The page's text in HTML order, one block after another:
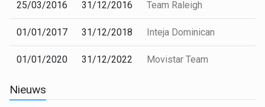
25/03/2016 31/12/2016 Team Raleigh
01/01/2017 31/12/2018 Inteja Dominican
01/01/2020 31/12/2022 Movistar Team
Nieuws